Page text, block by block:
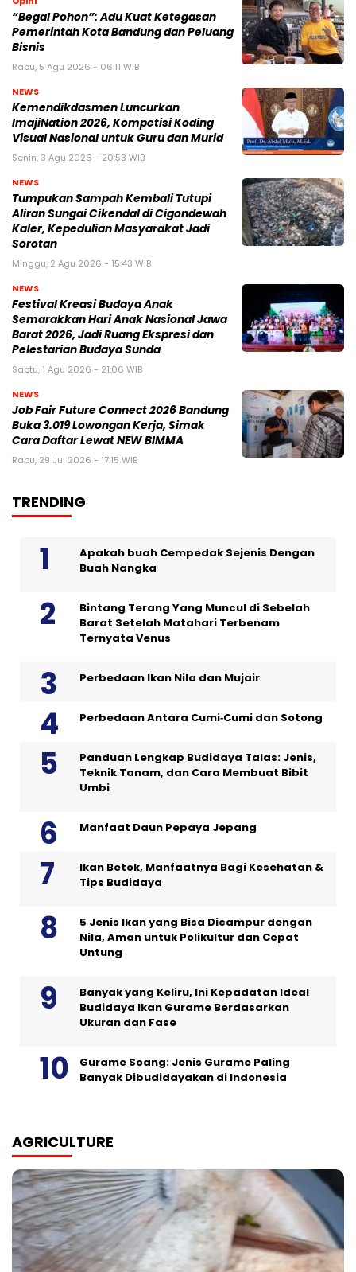
“Begal Pohon”: Adu Kuat Ketegasan
Pemerintah Kota Bandung dan Peluang
Bisnis
Rabu, 5 Agu 2026 - 06:11 WIB
NEWS
Kemendikdasmen Luncurkan
ImajiNation 2026, Kompetisi Koding
Visual Nasional untuk Guru dan Murid
Senin, 3 Agu 2026 - 20:53 WIB
NEWS
Tumpukan Sampah Kembali Tutupi
Aliran Sungai Cikendal di Cigondewah
Kaler, Kepedulian Masyarakat Jadi
Sorotan
Minggu, 2 Agu 2026 - 15:43 WIB
NEWS
Festival Kreasi Budaya Anak
Semarakkan Hari Anak Nasional Jawa
Barat 2026, Jadi Ruang Ekspresi dan
Pelestarian Budaya Sunda
Sabtu, 1 Agu 2026 - 21:06 WIB
NEWS
Job Fair Future Connect 2026 Bandung
Buka 3.019 Lowongan Kerja, Simak
Cara Daftar Lewat NEW BIMMA
Rabu, 29 Jul 2026 - 17:15 WIB
TRENDING
Apakah buah Cempedak Sejenis Dengan
Buah Nangka
Bintang Terang Yang Muncul di Sebelah
Barat Setelah Matahari Terbenam
Ternyata Venus
Perbedaan Ikan Nila dan Mujair
Perbedaan Antara Cumi‑Cumi dan Sotong
Panduan Lengkap Budidaya Talas: Jenis,
Teknik Tanam, dan Cara Membuat Bibit
Umbi
Manfaat Daun Pepaya Jepang
Ikan Betok, Manfaatnya Bagi Kesehatan &
Tips Budidaya
5 Jenis Ikan yang Bisa Dicampur dengan
Nila, Aman untuk Polikultur dan Cepat
Untung
Banyak yang Keliru, Ini Kepadatan Ideal
Budidaya Ikan Gurame Berdasarkan
Ukuran dan Fase
Gurame Soang: Jenis Gurame Paling
Banyak Dibudidayakan di Indonesia
AGRICULTURE